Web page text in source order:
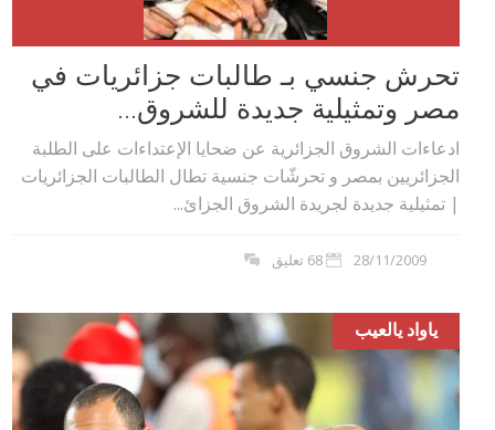
تحرش جنسي بـ طالبات جزائريات في
مصر وتمثيلية جديدة للشروق...
ادعاءات الشروق الجزائرية عن ضحايا الإعتداءات على الطلبة
الجزائريين بمصر و تحرشّات جنسية تطال الطالبات الجزائريات
| تمثيلية جديدة لجريدة الشروق الجزائ...
28/11/2009 68 تعليق
ياواد يالعيب